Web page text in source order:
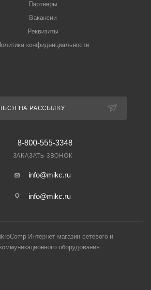
Партнеры
Вакансии
Реквизиты
конфиденциальности
НА РАССЫЛКУ
8-800-555-3348
ЗАКАЗАТЬ ЗВОНОК
info@mikc.ru
info@mikc.ru
Интернет-магазин сетевого и
оборудования